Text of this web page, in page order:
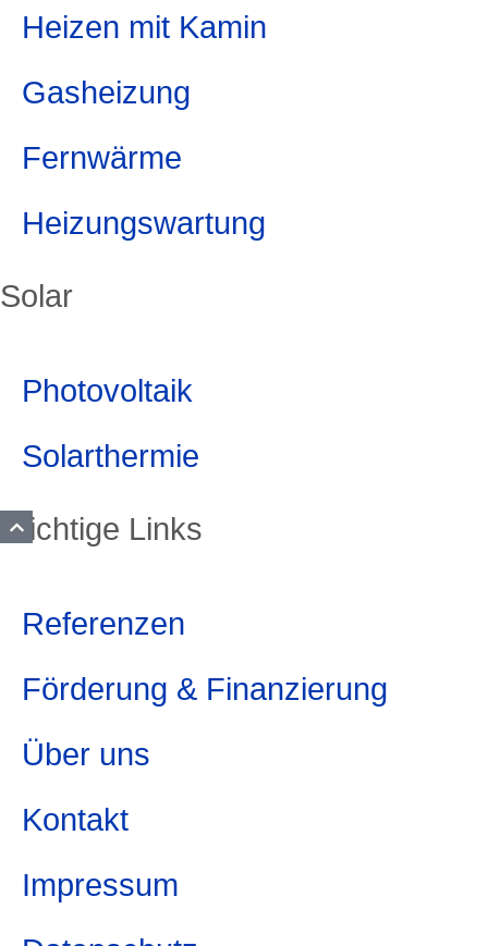
Heizen mit Kamin
Gasheizung
Fernwärme
Heizungswartung
Solar
Photovoltaik
Solarthermie
Wichtige Links
Referenzen
Förderung & Finanzierung
Über uns
Kontakt
Impressum